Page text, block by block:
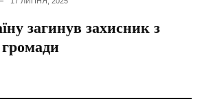
загинув захисник з